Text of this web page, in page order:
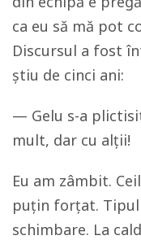
ca eu să mă pot
Discursul a fost
știu de cinci ani:
— Gelu s-a
mult, dar cu alții!
Eu am zâmbit.
puțin forțat. Tipul
schimbare. La